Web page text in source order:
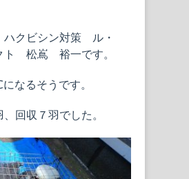
ハクビシン対策 ル・
ト 松嶌 裕一です。
なるそうです。
回収７羽でした。